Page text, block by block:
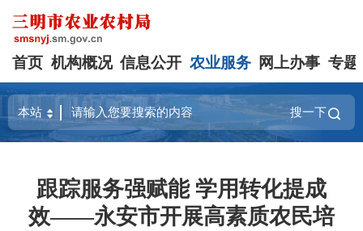
首页 机构概况 信息公开 农业服务 网上办事 专题
搜一下
跟踪服务强赋能 学用转化提成
效——永安市开展高素质农民培